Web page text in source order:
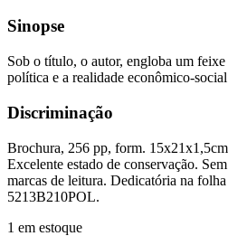
Sinopse
Sob o título, o autor, engloba um feixe
política e a realidade econômico-
Discriminação
Brochura, 256 pp, form.
Excelente estado de conservação.
marcas de leitura. Dedicatória na
5213B210POL.
1 em estoque